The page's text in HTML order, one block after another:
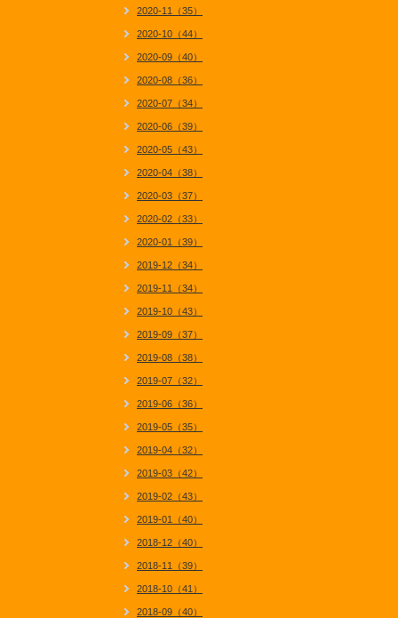
2020-11（35）
2020-10（44）
2020-09（40）
2020-08（36）
2020-07（34）
2020-06（39）
2020-05（43）
2020-04（38）
2020-03（37）
2020-02（33）
2020-01（39）
2019-12（34）
2019-11（34）
2019-10（43）
2019-09（37）
2019-08（38）
2019-07（32）
2019-06（36）
2019-05（35）
2019-04（32）
2019-03（42）
2019-02（43）
2019-01（40）
2018-12（40）
2018-11（39）
2018-10（41）
2018-09（40）